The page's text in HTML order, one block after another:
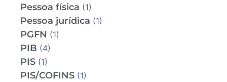
Pessoa física (1)
Pessoa jurídica (1)
PGFN (1)
PIB (4)
PIS (1)
PIS/COFINS (1)